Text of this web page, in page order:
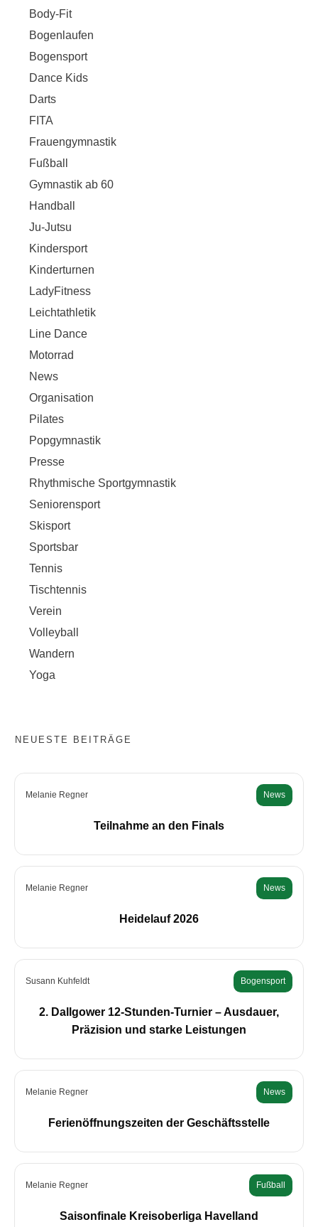
Body-Fit
Bogenlaufen
Bogensport
Dance Kids
Darts
FITA
Frauengymnastik
Fußball
Gymnastik ab 60
Handball
Ju-Jutsu
Kindersport
Kinderturnen
LadyFitness
Leichtathletik
Line Dance
Motorrad
News
Organisation
Pilates
Popgymnastik
Presse
Rhythmische Sportgymnastik
Seniorensport
Skisport
Sportsbar
Tennis
Tischtennis
Verein
Volleyball
Wandern
Yoga
NEUESTE BEITRÄGE
Melanie Regner News
Teilnahme an den Finals
Melanie Regner News
Heidelauf 2026
Susann Kuhfeldt Bogensport
2. Dallgower 12-Stunden-Turnier – Ausdauer,
Präzision und starke Leistungen
Melanie Regner News
Ferienöffnungszeiten der Geschäftsstelle
Melanie Regner Fußball
Saisonfinale Kreisoberliga Havelland